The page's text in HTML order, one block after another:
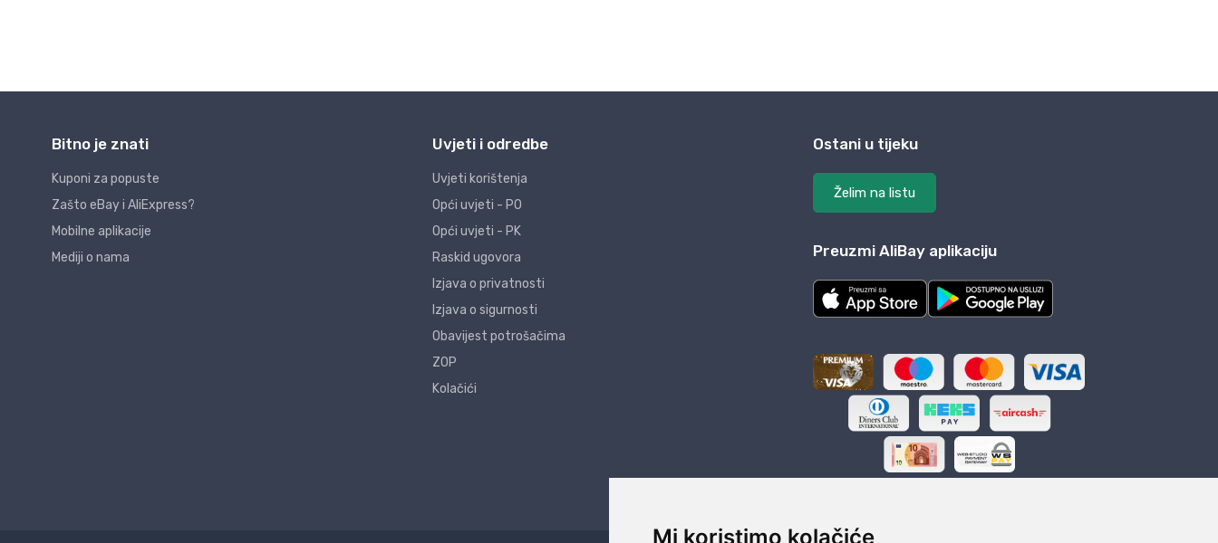
Mi koristimo kolačiće
Bitno je znati
Kuponi za popuste
Zašto eBay i AliExpress?
Mobilne aplikacije
Mediji o nama
Uvjeti i odredbe
Uvjeti korištenja
Opći uvjeti - PO
Opći uvjeti - PK
Raskid ugovora
Izjava o privatnosti
Izjava o sigurnosti
Obavijest potrošačima
ZOP
Kolačići
Ostani u tijeku
Želim na listu
Preuzmi AliBay aplikaciju